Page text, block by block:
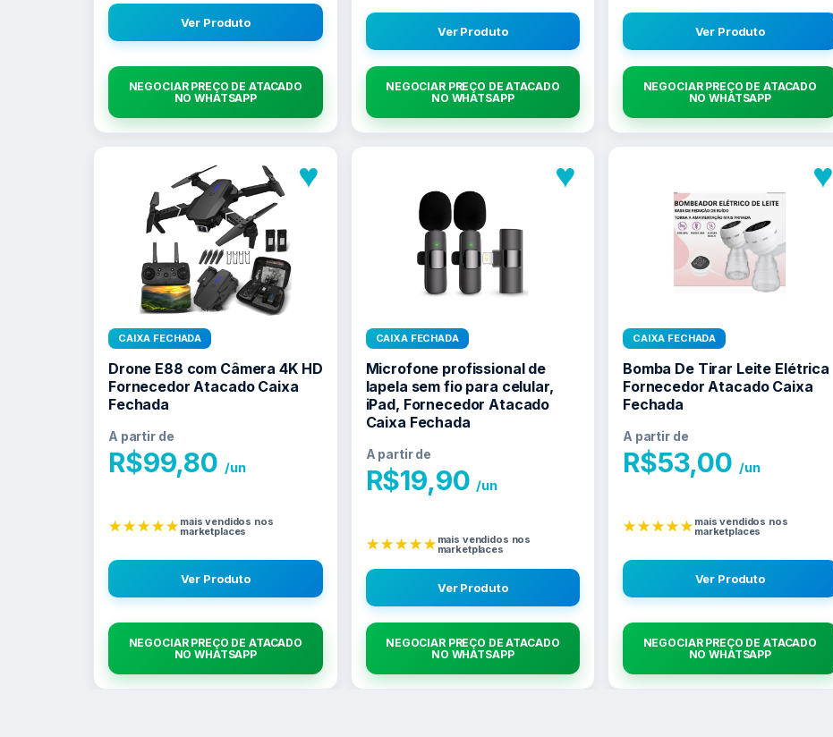
Ver Produto
NEGOCIAR PREÇO DE ATACADO
NO WHATSAPP
Ver Produto
NEGOCIAR PREÇO DE ATACADO
NO WHATSAPP
Ver Produto
NEGOCIAR PREÇO DE ATACADO
NO WHATSAPP
♥
CAIXA FECHADA
Drone E88 com Câmera 4K HD
Fornecedor Atacado Caixa
Fechada
A partir de
R$99,80 /un
★★★★★mais vendidos nos
marketplaces
Ver Produto
NEGOCIAR PREÇO DE ATACADO
NO WHATSAPP
♥
CAIXA FECHADA
Microfone profissional de
lapela sem fio para celular,
iPad, Fornecedor Atacado
Caixa Fechada
A partir de
R$19,90 /un
★★★★★mais vendidos nos
marketplaces
Ver Produto
NEGOCIAR PREÇO DE ATACADO
NO WHATSAPP
♥
CAIXA FECHADA
Bomba De Tirar Leite Elétrica
Fornecedor Atacado Caixa
Fechada
A partir de
R$53,00 /un
★★★★★mais vendidos nos
marketplaces
Ver Produto
NEGOCIAR PREÇO DE ATACADO
NO WHATSAPP